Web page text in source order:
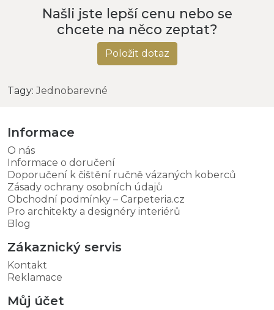
Našli jste lepší cenu nebo se
chcete na něco zeptat?
Položit dotaz
Tagy:Jednobarevné
Informace
O nás
Informace o doručení
Doporučení k čištění ručně vázaných koberců
Zásady ochrany osobních údajů
Obchodní podmínky – Carpeteria.cz
Pro architekty a designéry interiérů
Blog
Zákaznický servis
Kontakt
Reklamace
Můj účet